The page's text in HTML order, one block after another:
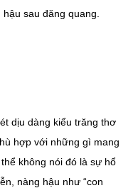
sau đăng quang.
dịu dàng kiểu trăng thơ
hợp với những gì mang
không nói đó là sự hổ
nàng hậu như “con